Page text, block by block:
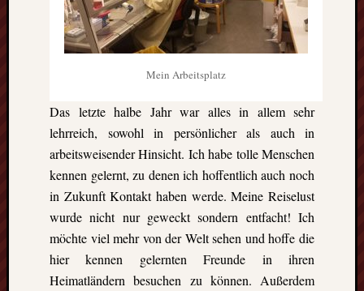
Mein Arbeitsplatz
Das letzte halbe Jahr war alles in allem sehr
lehrreich, sowohl in persönlicher als auch in
arbeitsweisender Hinsicht. Ich habe tolle Menschen
kennen gelernt, zu denen ich hoffentlich auch noch
in Zukunft Kontakt haben werde. Meine Reiselust
wurde nicht nur geweckt sondern entfacht! Ich
möchte viel mehr von der Welt sehen und hoffe die
hier kennen gelernten Freunde in ihren
Heimatländern besuchen zu können. Außerdem